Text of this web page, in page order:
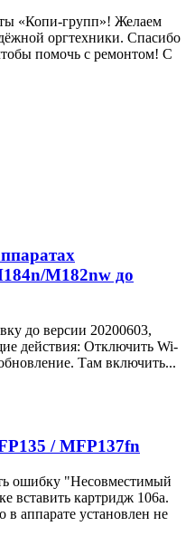
«Копи‑групп»! Желаем
оргтехники. Спасибо
помочь с ремонтом! С
M182nw до
до версии 20200603,
действия: Отключить Wi-
Там включить...
/ MFP137fn
ошибку "Несовместимый
вставить картридж 106a.
в аппарате установлен не